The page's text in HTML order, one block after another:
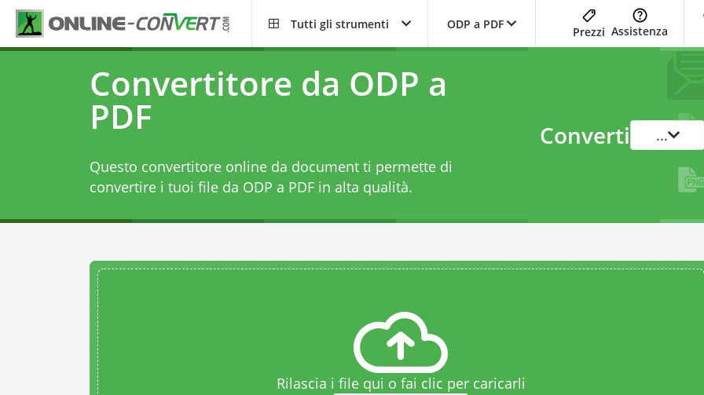
Tutti gli strumenti ODP a PDF
Prezzi Assistenza
Convertitore da ODP a
PDF
Questo convertitore online da document ti permette di
convertire i tuoi file da ODP a PDF in alta qualità.
Converti ...
Rilascia i file qui o fai clic per caricarli